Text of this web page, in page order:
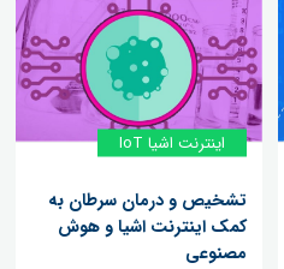
اینترنت اشیا IoT
تشخیص و درمان سرطان به
کمک اینترنت اشیا و‌ هوش
مصنوعی